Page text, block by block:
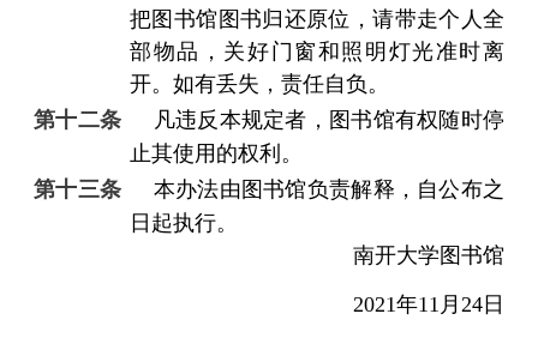
把图书馆图书归还原位，请带走个人全
部物品，关好门窗和照明灯光准时离
开。如有丢失，责任自负。
第十二条
凡违反本规定者，图书馆有权随时停
止其使用的权利。
第十三条
本办法由图书馆负责解释，自公布之
日起执行。
南开大学图书馆
2021年11 月 24 日